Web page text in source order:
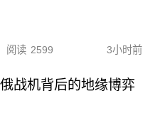
阅读 2599 3小时前
战机背后的地缘博弈